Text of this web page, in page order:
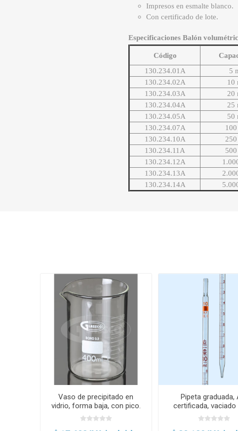
Impresos en esmalte blanco.
Con certificado de lote.
Especificaciones Balón
Código
130.234.01A
5
130.234.02A
10
130.234.03A
20
130.234.04A
25
130.234.05A
50
130.234.07A
130.234.10A
130.234.11A
130.234.12A
130.234.13A
130.234.14A
Vaso de precipitado en
vidrio, forma baja, con pico.
Glassco
Pipeta graduada,
certificada, vaciado
Brand